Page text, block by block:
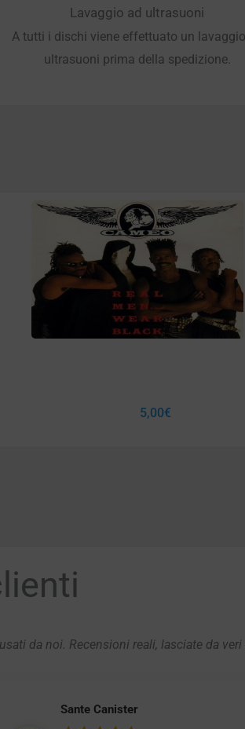
Lavaggio ad ultrasuoni
A tutti i dischi viene effettuato un
ultrasuoni prima della spedizione.
5,00€
da noi. Recensioni reali, lasciate da
Sante Canister